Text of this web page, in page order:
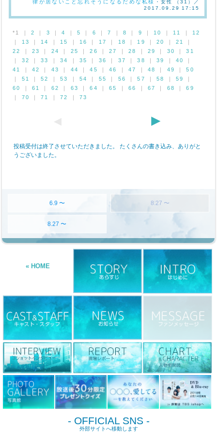
6.9 〜 8.27 〜
8.27 〜
« HOME
- OFFICIAL SNS -
外部サイトへ移動します